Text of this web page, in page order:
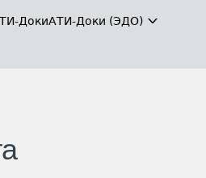
ДокиАТИ-Доки (ЭДО)